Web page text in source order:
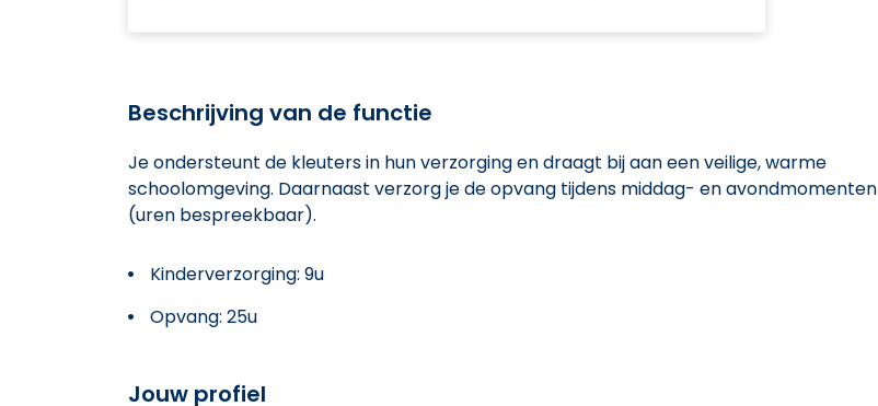
Beschrijving van de functie
Je ondersteunt de kleuters in hun verzorging en draagt bij aan een veilige, warme
schoolomgeving. Daarnaast verzorg je de opvang tijdens middag- en avondmomenten
(uren bespreekbaar).
Kinderverzorging: 9u
Opvang: 25u
Jouw profiel